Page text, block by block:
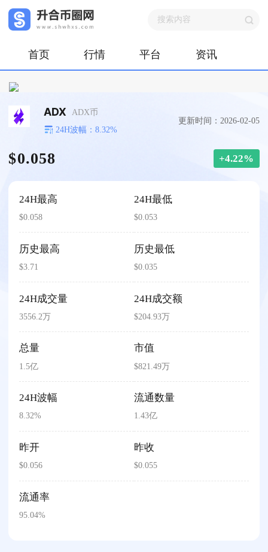
首页 行情 平台 资讯
ADX
ADX币
24H波幅：8.32%
更新时间：2026-02-05
$0.058 +4.22%
24H最高
$0.058
24H最低
$0.053
历史最高
$3.71
历史最低
$0.035
24H成交量
3556.2万
24H成交额
$204.93万
总量
1.5亿
市值
$821.49万
24H波幅
8.32%
流通数量
1.43亿
昨开
$0.056
昨收
$0.055
流通率
95.04%